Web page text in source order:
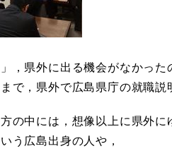
，県外に出る機会がなかった
で，県外で広島県庁の就職
の中には，想像以上に県外に
う広島出身の人や，